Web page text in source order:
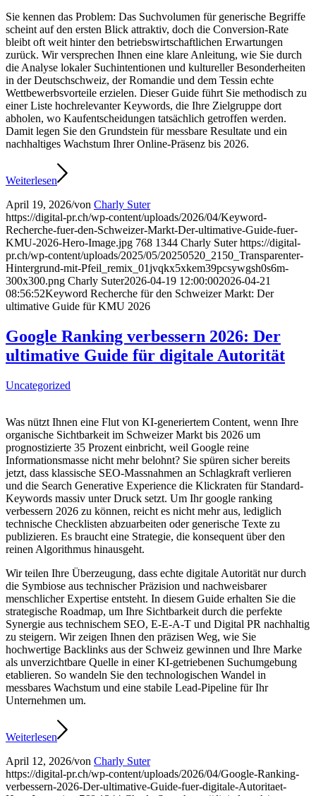
Sie kennen das Problem: Das Suchvolumen für generische Begriffe
scheint auf den ersten Blick attraktiv, doch die Conversion-Rate
bleibt oft weit hinter den betriebswirtschaftlichen Erwartungen
zurück. Wir versprechen Ihnen eine klare Anleitung, wie Sie durch
die Analyse lokaler Suchintentionen und kultureller Besonderheiten
in der Deutschschweiz, der Romandie und dem Tessin echte
Wettbewerbsvorteile erzielen. Dieser Guide führt Sie methodisch zu
einer Liste hochrelevanter Keywords, die Ihre Zielgruppe dort
abholen, wo Kaufentscheidungen tatsächlich getroffen werden.
Damit legen Sie den Grundstein für messbare Resultate und ein
nachhaltiges Wachstum Ihrer Online-Präsenz bis 2026.
Weiterlesen
April 19, 2026/von Charly Suter
https://digital-pr.ch/wp-content/uploads/2026/04/Keyword-
Recherche-fuer-den-Schweizer-Markt-Der-ultimative-Guide-fuer-
KMU-2026-Hero-Image.jpg 768 1344 Charly Suter https://digital-
pr.ch/wp-content/uploads/2025/05/20250520_2150_Transparenter-
Hintergrund-mit-Pfeil_remix_01jvqkx5xkem39pcsywgsh0s6m-
300x300.png Charly Suter2026-04-19 12:00:002026-04-21
08:56:52Keyword Recherche für den Schweizer Markt: Der
ultimative Guide für KMU 2026
Google Ranking verbessern 2026: Der
ultimative Guide für digitale Autorität
Uncategorized
Was nützt Ihnen eine Flut von KI-generiertem Content, wenn Ihre
organische Sichtbarkeit im Schweizer Markt bis 2026 um
prognostizierte 35 Prozent einbricht, weil Google reine
Informationsmasse nicht mehr belohnt? Sie spüren sicher bereits
jetzt, dass klassische SEO-Massnahmen an Schlagkraft verlieren
und die Search Generative Experience die Klickraten für Standard-
Keywords massiv unter Druck setzt. Um Ihr google ranking
verbessern 2026 zu können, reicht es nicht mehr aus, lediglich
technische Checklisten abzuarbeiten oder generische Texte zu
publizieren. Es braucht eine Strategie, die konsequent über den
reinen Algorithmus hinausgeht.
Wir teilen Ihre Überzeugung, dass echte digitale Autorität nur durch
die Symbiose aus technischer Präzision und nachweisbarer
menschlicher Expertise entsteht. In diesem Guide erhalten Sie die
strategische Roadmap, um Ihre Sichtbarkeit durch die perfekte
Synergie aus technischem SEO, E-E-A-T und Digital PR nachhaltig
zu steigern. Wir zeigen Ihnen den präzisen Weg, wie Sie
hochwertige Backlinks aus der Schweiz gewinnen und Ihre Marke
als unverzichtbare Quelle in einer KI-getriebenen Suchumgebung
etablieren. So wandeln Sie den technologischen Wandel in
messbares Wachstum und eine stabile Lead-Pipeline für Ihr
Unternehmen um.
Weiterlesen
April 12, 2026/von Charly Suter
https://digital-pr.ch/wp-content/uploads/2026/04/Google-Ranking-
verbessern-2026-Der-ultimative-Guide-fuer-digitale-Autoritaet-